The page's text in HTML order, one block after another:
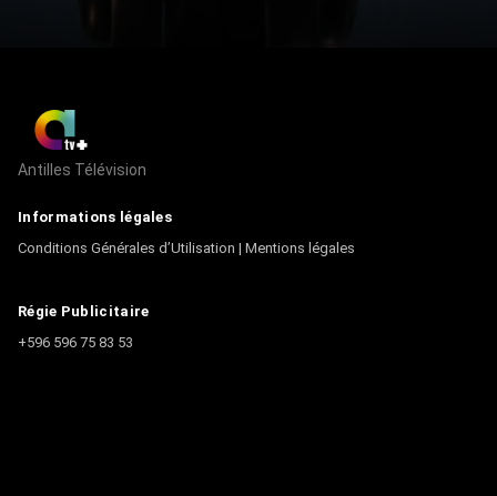
Antilles Télévision
Informations légales
Conditions Générales d’Utilisation | Mentions légales
Régie Publicitaire
+596 596 75 83 53